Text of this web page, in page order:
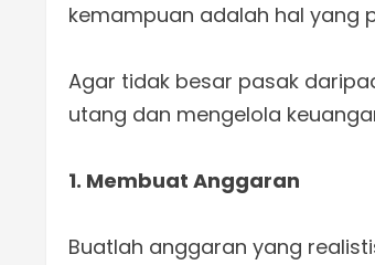
kemampuan adalah hal yang
Agar tidak besar pasak
utang dan mengelola
1. Membuat Anggaran
Buatlah anggaran yang